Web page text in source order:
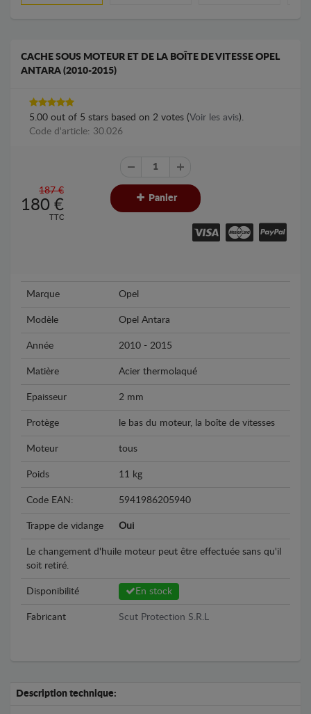
CACHE SOUS MOTEUR ET DE LA BOÎTE DE VITESSE OPEL
ANTARA (2010-2015)
5.00 out of 5 stars based on 2 votes (Voir les avis).
Code d'article: 30.026
187 €
180 €
TTC
Panier
Marque Opel
Modèle Opel Antara
Année 2010 - 2015
Matière Acier thermolaqué
Epaisseur 2 mm
Protège le bas du moteur, la boîte de vitesses
Moteur tous
Poids 11 kg
Code EAN: 5941986205940
Trappe de vidange Oui
Le changement d'huile moteur peut être effectuée sans qu'il
soit retiré.
Disponibilité En stock
Fabricant Scut Protection S.R.L
Description technique: